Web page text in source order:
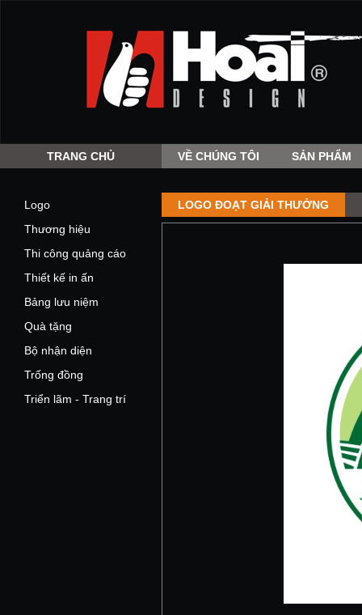
TRANG CHỦ VỀ CHÚNG TÔI SẢN PHẨM
Logo
Thương hiệu
Thi công quảng cáo
Thiết kế in ấn
Bảng lưu niệm
Quà tặng
Bộ nhận diện
Trống đồng
Triển lãm - Trang trí
LOGO ĐOẠT GIẢI THƯỞNG